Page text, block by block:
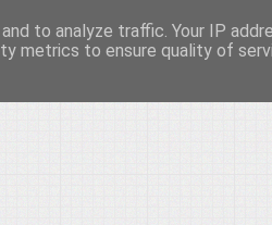
κάθε του μορφή και έκταση...
to analyze traffic. Your IP
metrics to ensure quality of